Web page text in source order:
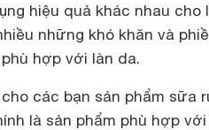
hiệu quả khác nhau cho
những khó khăn và
hợp với làn da.
các bạn sản phẩm sữa
là sản phẩm phù hợp